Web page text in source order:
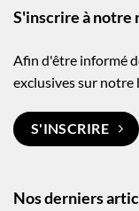
Nos derniers
S'inscrire à
Afin d'être informé
exclusives sur notre
S'INSCRIRE